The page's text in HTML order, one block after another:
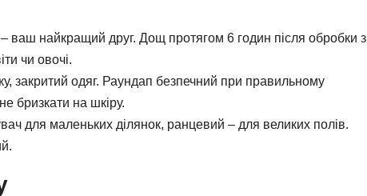
– ваш найкращий друг. Дощ протягом 6 годин після обробки
чи овочі.
закритий одяг. Раундап безпечний при правильному
бризкати на шкіру.
для маленьких ділянок, ранцевий – для великих полів.